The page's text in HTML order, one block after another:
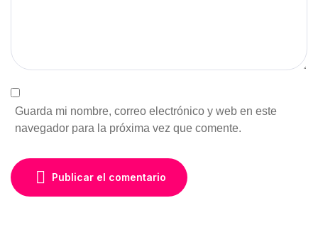
Guarda mi nombre, correo electrónico y web en este
navegador para la próxima vez que comente.
Publicar el comentario